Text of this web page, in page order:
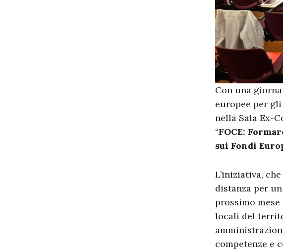
Con una
europee per
nella Sala Ex-
“FOCE:
sui Fondi
L’iniziativa,
distanza per
prossimo
locali del
competenze e